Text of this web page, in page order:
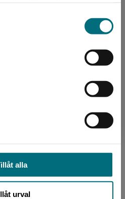
alla
urval
via en enhet utanför
slutföra ett köp måste
arbetat med elever